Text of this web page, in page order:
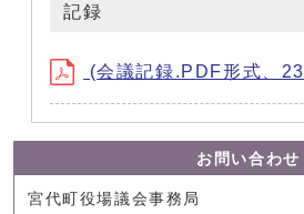
記録
(会議記録.PDF形式、
お問い合わせ
宮代町役場議会事務局